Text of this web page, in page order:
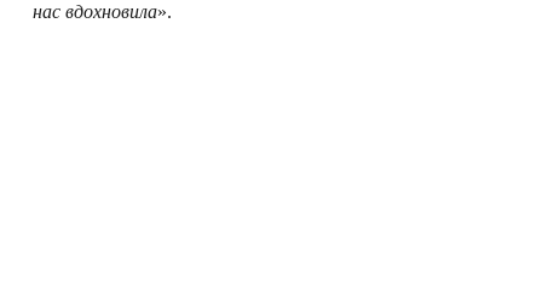
нас вдохновила».